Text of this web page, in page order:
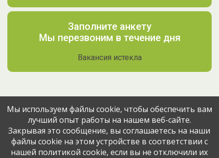
Заполните анкету
Мы перезвоним в течение дня
Вакансия истекла
Поделитесь вакансией с друзьями
Эта вакансия размещена3 месяца назадчерез сервис
Мы используем файлы cookie, чтобы обеспечить вам
лучший опыт работы на нашем веб-сайте.
Закрывая это сообщение, вы соглашаетесь на наши
файлы cookie на этом устройстве в соответствии с
нашей политикой cookie, если вы не отключили их